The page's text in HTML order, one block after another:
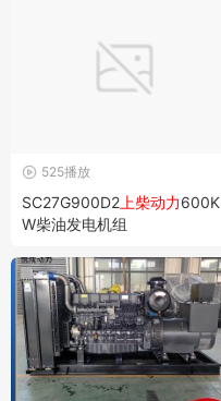
525播放
SC27G900D2 上柴动力600K
W柴油发电机组